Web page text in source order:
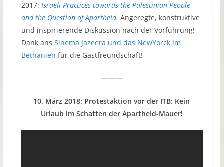
2017: Israeli Practices towards the Palestinian People
and the Question of Apartheid. Angeregte, konstruktive
und inspirierende Diskussion nach der Vorführung!
Dank ans Sinema Jazeera und das NewYorck im
Bethanien für die Gastfreundschaft!
———
10. März 2018: Protestaktion vor der ITB: Kein
Urlaub im Schatten der Apartheid-Mauer!